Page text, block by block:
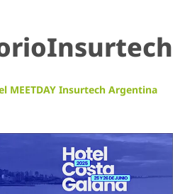
MEETDAY Insurtech Argentina